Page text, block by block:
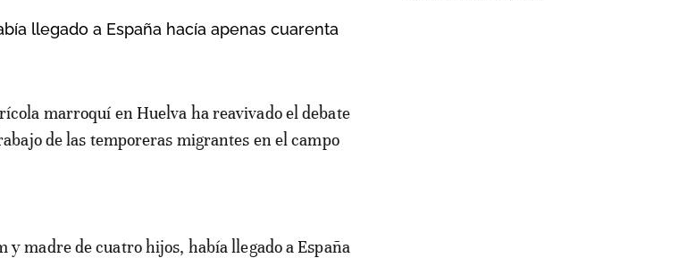
llegado a España hacía apenas cuarenta
de las temporeras migrantes en el campo
madre de cuatro hijos, había llegado a España